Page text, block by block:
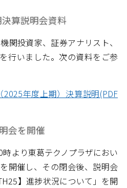
算説明会資料
関投資家、証券アナリスト、
行いました。次の資料をご参
年度上期）決算説明(PDF
会を開催
より東葛テクノプラザにおい
開催し、その閉会後、説明会
】進捗状況について」を開